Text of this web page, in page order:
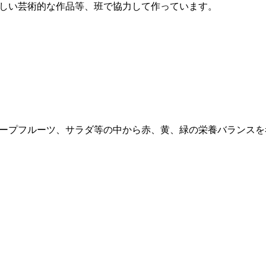
い芸術的な作品等、班で協力して作っています。
プフルーツ、サラダ等の中から赤、黄、緑の栄養バランス